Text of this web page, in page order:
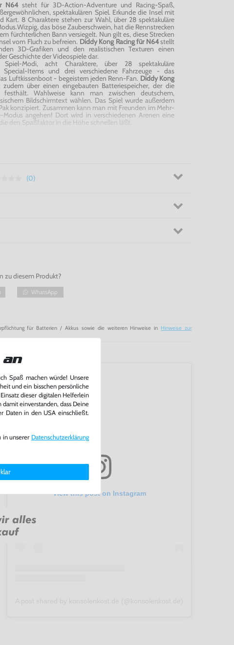
N64steht für 3D-Action-Adventure und Racing-Spaß,
spektakulären Spiel. Erkunde die Insel mit
Kart. 8 Charaktere stehen zur Wahl, über 28 spektakuläre
Wizpig, das böse Zauberschwein, hat die Rennstrecken
fürchterlichen Bann versiegelt. Nun gilt es, diese Strecken
vom Fluch zu befreien. Diddy Kong Racing für N64stellt
3D-Grafiken und den realistischen Texturen einen
Geschichte der Videospiele dar.
Spiel-Modi, acht Charaktere, über 28 spektakuläre
Special-Items und drei verschiedene Fahrzeuge - das
Luftkissenboot - begeistern jeden Renn-Fan. Diddy Kong
zudem über einen eingebauten Batteriespeicher, der die
festhält. Wahlweise kann man zwischen deutschem,
Bildschirmtext wählen. Das Spiel wurde außerdem
konzipiert. Zusammen kann man mit Freunden im Mehr-
Modus angehen! Dort wird in verschiedenen Arenen eine
den Spaßfaktor in die Höhe schnellen läßt.
Spiel-Modi, acht Charaktere, über 28 spektakuläre
begeistert jeden N64 Renn-Fan!
(0)
zu diesem Produkt?
WhatsApp
für Batterien / Akkus sowie die weiteren Hinweise in Hinweise zur
View this post on Instagram
an
Spaß machen würde! Unsere
und ein bisschen persönliche
dieser digitalen Helferlein
einverstanden, dass Deine
Daten in den USA einschließt.
in unserer Daten­schutz­erklärung